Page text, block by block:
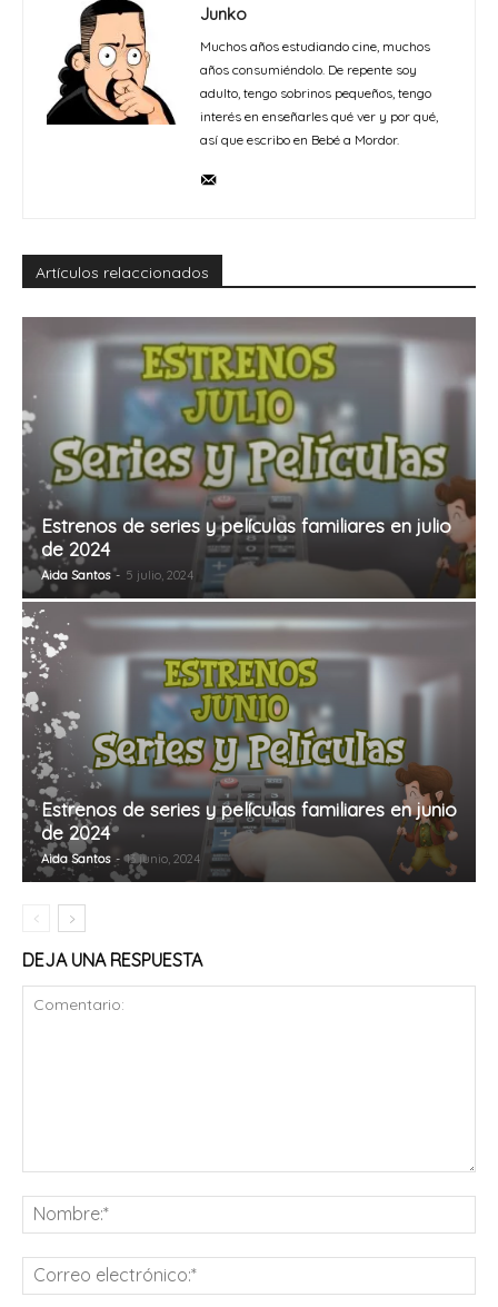
Junko
Muchos años estudiando cine, muchos
años consumiéndolo. De repente soy
adulto, tengo sobrinos pequeños, tengo
interés en enseñarles qué ver y por qué,
así que escribo en Bebé a Mordor.
Artículos relaccionados
Estrenos de series y películas familiares en julio
de 2024
Aida Santos - 5 julio, 2024
Estrenos de series y películas familiares en junio
de 2024
Aida Santos - 13 junio, 2024
DEJA UNA RESPUESTA